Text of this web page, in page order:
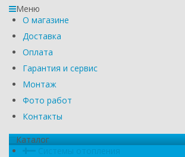
Меню
О магазине
Доставка
Оплата
Гарантия и сервис
Монтаж
Фото работ
Контакты
Каталог
Системы отопления